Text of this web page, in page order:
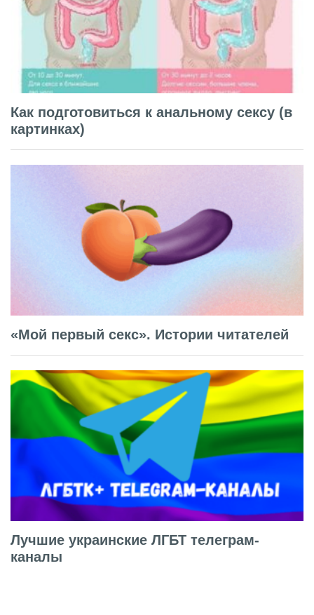
Как подготовиться к анальному сексу (в
картинках)
«Мой первый секс». Истории читателей
Лучшие украинские ЛГБТ телеграм-
каналы